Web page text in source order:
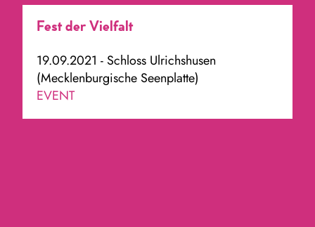
Fest der Vielfalt
19.09.2021 - Schloss Ulrichshusen
(Mecklenburgische Seenplatte)
EVENT